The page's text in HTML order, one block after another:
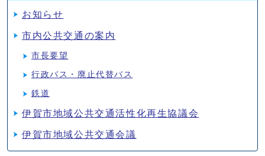
お知らせ
市内公共交通の案内
市長要望
行政バス・廃止代替バス
鉄道
伊賀市地域公共交通活性化再生協議会
伊賀市地域公共交通会議